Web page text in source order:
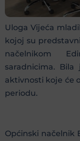
Uloga Vijeća
kojoj su
načelnikom
saradnicima.
aktivnosti koje će
periodu.
Općinski načelnik